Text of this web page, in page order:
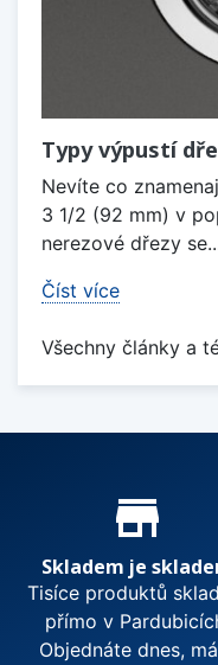
Typy výpustí
Nevíte co
3 1/2 (92 mm) v
nerezové dřezy
Číst více
Všechny články a
Proč nakupovat
store_mall_directory
Skladem je
Tisíce produktů
přímo v
Objednáte dnes,